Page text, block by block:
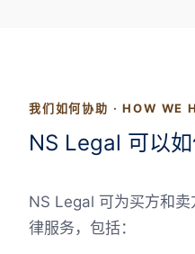
我们如何协助 · HOW WE
NS Legal 可以如
NS Legal 可为买方和
律服务，包括：